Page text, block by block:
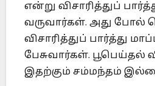
என்று விசாரித்துப்
வருவார்கள். அது போல்
விசாரித்துப் பார்த்து
பேசுவார்கள். பூபெய்தல்
இதற்கும் சம்மந்தம்